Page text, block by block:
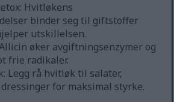
Hvitløkens
binder seg til giftstoffer
utskillelsen.
øker avgiftningsenzymer og
frie radikaler.
Legg rå hvitløk til salater,
for maksimal styrke.